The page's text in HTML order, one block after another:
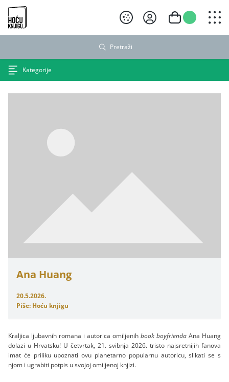
Hoću knjigu crni logo
Pretraži
Kategorije
Ana Huang
20.5.2026.
Piše: Hoću knjigu
Kraljica ljubavnih romana i autorica omiljenih book boyfrienda Ana Huang
dolazi u Hrvatsku! U četvrtak, 21. svibnja 2026. tristo najsretnijih fanova
imat će priliku upoznati ovu planetarno popularnu autoricu, slikati se s
njom i ugrabiti potpis u svojoj omiljenoj knjizi.